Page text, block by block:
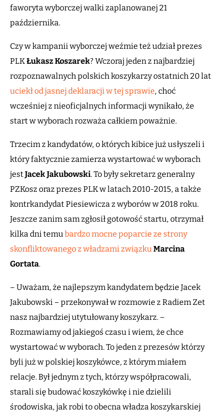
faworyta wyborczej walki zaplanowanej 21
października.
Czy w kampanii wyborczej weźmie też udział prezes
PLKŁukasz Koszarek? Wczoraj jeden z najbardziej
rozpoznawalnych polskich koszykarzy ostatnich 20 lat
uciekł od jasnej deklaracji w tej sprawie, choć
wcześniej z nieoficjalnych informacji wynikało, że
start w wyborach rozważa całkiem poważnie.
Trzecim z kandydatów, o których kibice już usłyszeli i
który faktycznie zamierza wystartować w wyborach
jestJacekJakubowski. To były sekretarz generalny
PZKosz oraz prezes PLK w latach 2010-2015, a także
kontrkandydat Piesiewicza z wyborów w 2018 roku.
Jeszcze zanim sam zgłosił gotowość startu, otrzymał
kilka dni temubardzo mocne poparcie ze strony
skonfliktowanego z władzami związkuMarcina
Gortata.
– Uważam, że najlepszym kandydatem będzie Jacek
Jakubowski – przekonywał w rozmowie z Radiem Zet
nasz najbardziej utytułowany koszykarz. –
Rozmawiamy od jakiegoś czasu i wiem, że chce
wystartować w wyborach. To jeden z prezesów którzy
byli już w polskiej koszykówce, z którym miałem
relacje. Był jednym z tych, którzy współpracowali,
starali się budować koszykówkę i nie dzielili
środowiska, jak robi to obecna władza koszykarskiej